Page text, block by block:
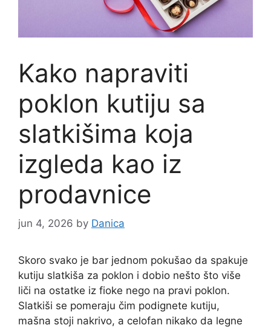
Kako napraviti
poklon kutiju sa
slatkišima koja
izgleda kao iz
prodavnice
jun 4, 2026 by Danica
Skoro svako je bar jednom pokušao da spakuje
kutiju slatkiša za poklon i dobio nešto što više
liči na ostatke iz fioke nego na pravi poklon.
Slatkiši se pomeraju čim podignete kutiju,
mašna stoji nakrivo, a celofan nikako da legne